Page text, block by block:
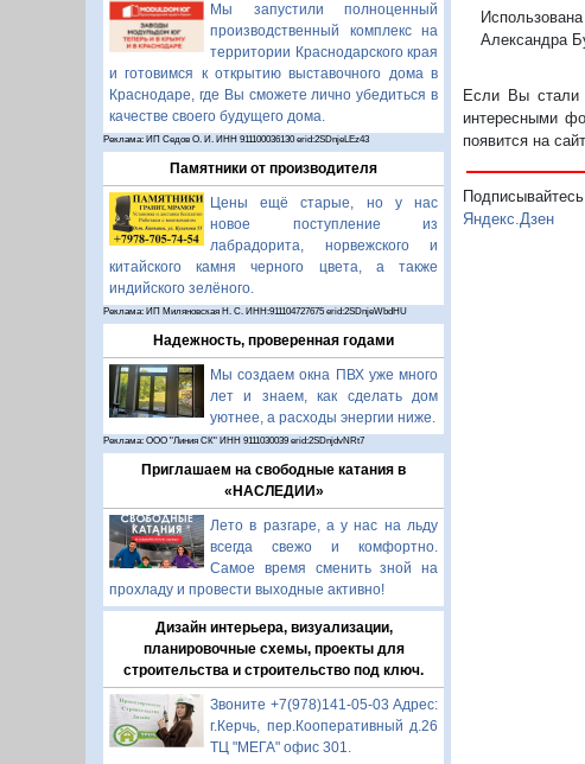
Мы запустили полноценный
производственный комплекс на
территории Краснодарского края
и готовимся к открытию выставочного дома в
Краснодаре, где Вы сможете лично убедиться в
качестве своего будущего дома.
Реклама: ИП Седов О. И. ИНН 911100036130 erid:2SDnjeLEz43
Памятники от производителя
Цены ещё старые, но у нас
новое поступление из
лабрадорита, норвежского и
китайского камня черного цвета, а также
индийского зелёного.
Реклама: ИП Миляновская Н. С. ИНН:911104727675 erid:2SDnjeWbdHU
Надежность, проверенная годами
Мы создаем окна ПВХ уже много
лет и знаем, как сделать дом
уютнее, а расходы энергии ниже.
Реклама: ООО "Линия СК" ИНН 9111030039 erid:2SDnjdvNRt7
Приглашаем на свободные катания в
«НАСЛЕДИИ»
Лето в разгаре, а у нас на льду
всегда свежо и комфортно.
Самое время сменить зной на
прохладу и провести выходные активно!
Дизайн интерьера, визуализации,
планировочные схемы, проекты для
строительства и строительство под ключ.
Звоните +7(978)141-05-03 Адрес:
г.Керчь, пер.Кооперативный д.26
ТЦ "МЕГА" офис 301.
Александра
Если Вы стали
интересными
появится на
Яндекс.Дзен